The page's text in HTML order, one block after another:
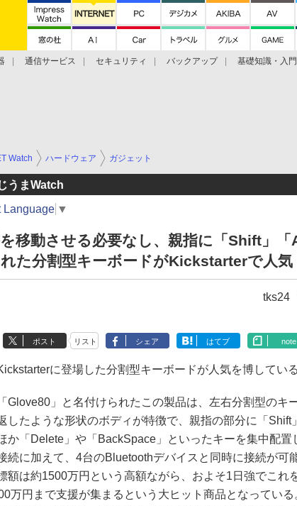
通信サービス セキュリティ バックアップ 基礎知識・入
Watch ハードウェア ガジェット
うまWatch
Language ▼
移動させる必要なし、親指に「Shift」
た分割型キーボードがKickstarterで人気
tks24
ポスト リスト シェア はてブ note
に登場した分割型キーボードが人気を博している
Glove80」と名付けられたこの製品は、左右分割型のキ
したような形状のボディが特徴で、親指の部分に「Shift
か「Delete」や「BackSpace」といったキーを集中配置
続に加えて、4台のBluetoothデバイスと同時に接続が可
額は約1500万円という高額ながら、およそ1日強でこれ
万円まで支援が集まるという大ヒット商品となってい